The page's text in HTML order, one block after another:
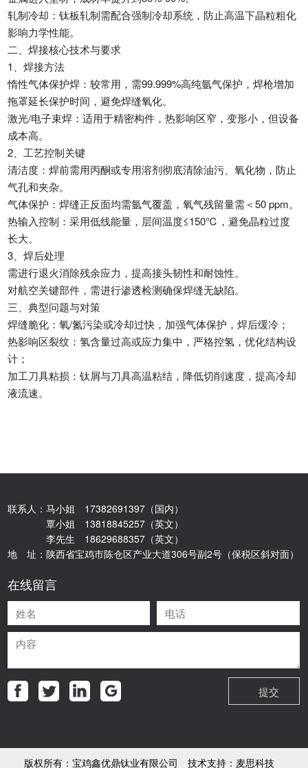
轧制冷却‌：钛板轧制需配合强制冷却系统，防止高温下晶粒粗化
影响力学性能。
二、焊接核心技术与要求
1、焊接方法‌
惰性气体保护焊‌：较常用，需99.999%高纯氩气保护，焊枪增加
拖罩延长保护时间，避免焊缝氧化。
激光/电子束焊‌：适用于精密构件，热影响区窄，变形小，但设备
成本高。
2、工艺控制关键‌
清洁度‌：焊前需用丙酮或专用溶剂彻底清除油污、氧化物，防止
气孔和夹杂。
气体保护‌：焊缝正反面均需氩气覆盖，氧气残留量需＜50 ppm。
热输入控制‌：采用低线能量，层间温度≤150℃，避免晶粒过度
长大。
3、焊后处理‌
需进行退火消除残余应力，提高接头韧性和耐蚀性。
对航空关键部件，需进行渗透检测确保焊缝无缺陷。
三、典型问题与对策
焊缝脆化‌：氧/氮污染或冷却过快，加强气体保护，焊后缓冷；
热影响区裂纹‌：氢含量过高或应力集中，严格控氢，优化结构设
计；
加工刀具粘损‌：钛屑与刀具高温粘结，降低切削速度，提高冷却
液流速。
联系人：马小姐 17382691397（国内）
覃小姐 13818845257（英文）
李先生 18629688357（英文）
地 址：陕西省宝鸡市陈仓区产业大道306号副2号（保税区斜对面）
在线留言
版权所有：宝鸡鑫优鼎钛业有限公司 技术支持： 麦思科技